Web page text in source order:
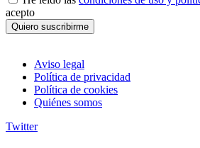
acepto
Quiero suscribirme
Aviso legal
Política de privacidad
Política de cookies
Quiénes somos
Twitter